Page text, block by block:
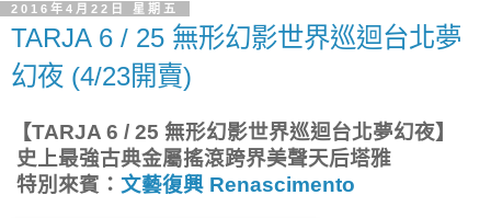
2016年4月22日 星期五
TARJA 6 / 25 無形幻影世界巡迴台北夢
幻夜 (4/23開賣)
【TARJA 6 / 25 無形幻影世界巡迴台北夢幻夜】
史上最強古典金屬搖滾跨界美聲天后塔雅
特別來賓： 文藝復興 Renascimento